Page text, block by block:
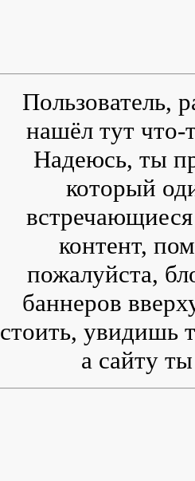
Пользователь,
нашёл тут что-
Надеюсь, ты
который
контент,
пожалуйста,
баннеров
стоить, увидишь
а сайту